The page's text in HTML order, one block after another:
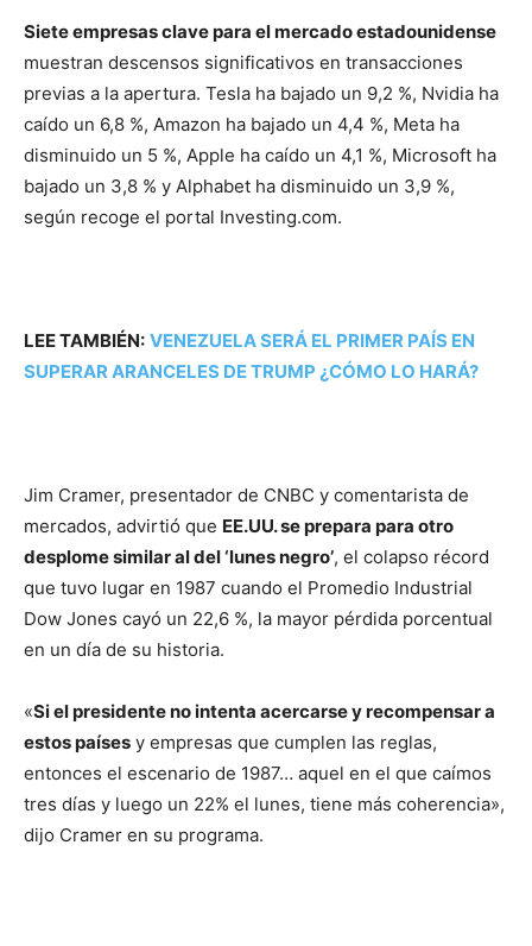
Siete empresas clave para el mercado estadounidense
muestran descensos significativos en transacciones
previas a la apertura. Tesla ha bajado un 9,2 %, Nvidia ha
caído un 6,8 %, Amazon ha bajado un 4,4 %, Meta ha
disminuido un 5 %, Apple ha caído un 4,1 %, Microsoft ha
bajado un 3,8 % y Alphabet ha disminuido un 3,9 %,
según recoge el portal Investing.com.
LEE TAMBIÉN: VENEZUELA SERÁ EL PRIMER PAÍS EN
SUPERAR ARANCELES DE TRUMP ¿CÓMO LO HARÁ?
Jim Cramer, presentador de CNBC y comentarista de
mercados, advirtió que EE.UU. se prepara para otro
desplome similar al del ‘lunes negro’, el colapso récord
que tuvo lugar en 1987 cuando el Promedio Industrial
Dow Jones cayó un 22,6 %, la mayor pérdida porcentual
en un día de su historia.
«Si el presidente no intenta acercarse y recompensar a
estos países y empresas que cumplen las reglas,
entonces el escenario de 1987… aquel en el que caímos
tres días y luego un 22% el lunes, tiene más coherencia»,
dijo Cramer en su programa.